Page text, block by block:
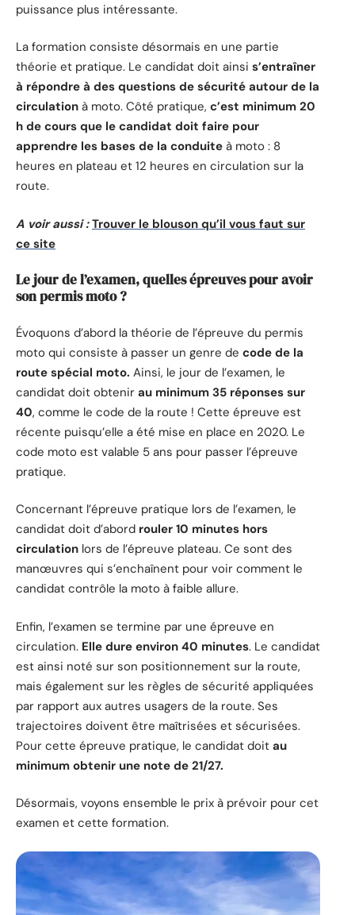
puissance plus intéressante.
La formation consiste désormais en une partie
théorie et pratique. Le candidat doit ainsi s’entraîner
à répondre à des questions de sécurité autour de la
circulation à moto. Côté pratique, c’est minimum 20
h de cours que le candidat doit faire pour
apprendre les bases de la conduite à moto : 8
heures en plateau et 12 heures en circulation sur la
route.
A voir aussi : Trouver le blouson qu’il vous faut sur
ce site
Le jour de l’examen, quelles épreuves pour avoir
son permis moto ?
Évoquons d’abord la théorie de l’épreuve du permis
moto qui consiste à passer un genre de code de la
route spécial moto. Ainsi, le jour de l’examen, le
candidat doit obtenir au minimum 35 réponses sur
40, comme le code de la route ! Cette épreuve est
récente puisqu’elle a été mise en place en 2020. Le
code moto est valable 5 ans pour passer l’épreuve
pratique.
Concernant l’épreuve pratique lors de l’examen, le
candidat doit d’abord rouler 10 minutes hors
circulation lors de l’épreuve plateau. Ce sont des
manœuvres qui s’enchaînent pour voir comment le
candidat contrôle la moto à faible allure.
Enfin, l’examen se termine par une épreuve en
circulation. Elle dure environ 40 minutes. Le candidat
est ainsi noté sur son positionnement sur la route,
mais également sur les règles de sécurité appliquées
par rapport aux autres usagers de la route. Ses
trajectoires doivent être maîtrisées et sécurisées.
Pour cette épreuve pratique, le candidat doit au
minimum obtenir une note de 21/27.
Désormais, voyons ensemble le prix à prévoir pour cet
examen et cette formation.